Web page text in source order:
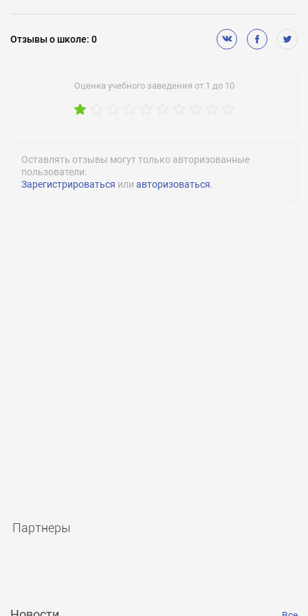
Отзывыо школе: 0
Оценка учебного заведения от 1 до 10
Оставлять отзывы могут только авторизованные
пользователи.
Зарегистрироваться или авторизоваться.
Партнеры